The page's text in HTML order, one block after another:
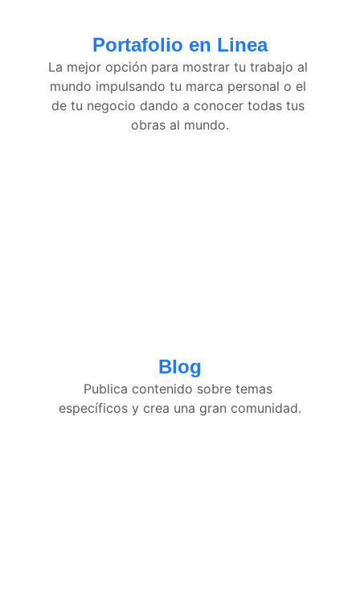
Portafolio en Linea
La mejor opción para mostrar tu trabajo al
mundo impulsando tu marca personal o el
de tu negocio dando a conocer todas tus
obras al mundo.
Blog
Publica contenido sobre temas
específicos y crea una gran comunidad.